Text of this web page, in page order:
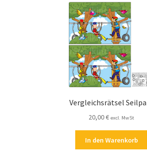
Vergleichsrätsel
20,00€ excl. MwSt
In den Warenkorb